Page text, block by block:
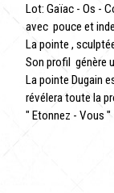
Lot: Gaïac - Os -
avec pouce et
La pointe ,
Son profil génère
La pointe Dugain
révélera toute la
" Etonnez - Vous "